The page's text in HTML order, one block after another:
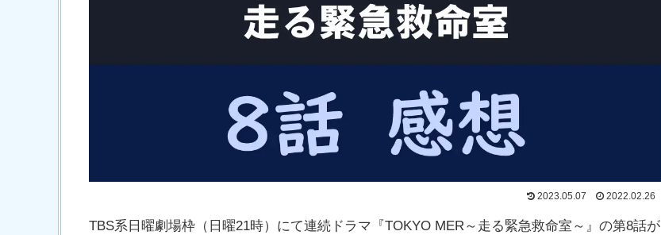
2023.05.07 2022.02.26
TBS系日曜劇場枠（日曜21時）にて連続ドラマ『TOKYO MER～走る緊急救命室～』の第8話が